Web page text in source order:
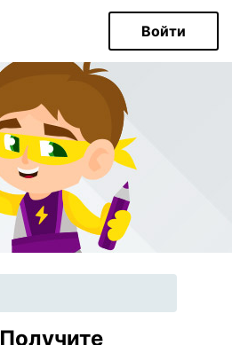
Войти
Получите